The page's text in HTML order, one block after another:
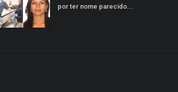
por ter nome parecido...